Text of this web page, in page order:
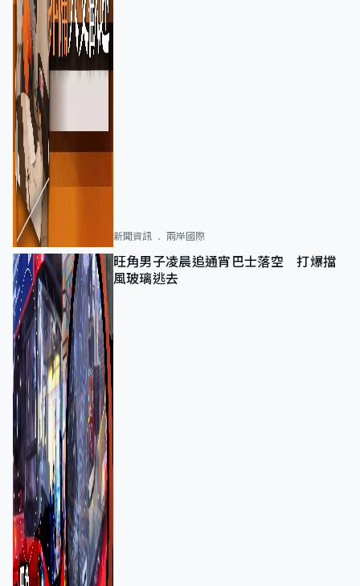
新聞資訊 兩岸國際
旺角男子凌晨追通宵巴士落空 打爆擋
風玻璃逃去